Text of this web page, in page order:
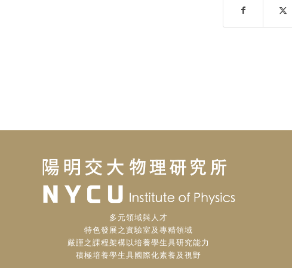
多元領域與人才
特色發展之實驗室及專精領域
嚴謹之課程架構以培養學生具研究能力
積極培養學生具國際化素養及視野